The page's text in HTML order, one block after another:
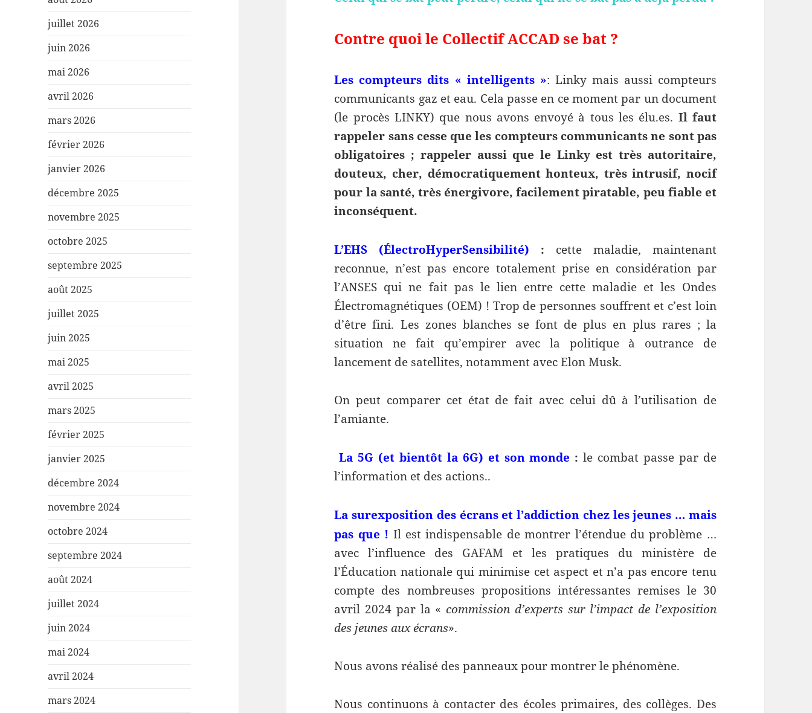
juillet 2026
juin 2026
mai 2026
avril 2026
mars 2026
février 2026
janvier 2026
décembre 2025
novembre 2025
octobre 2025
septembre 2025
août 2025
juillet 2025
juin 2025
mai 2025
avril 2025
mars 2025
février 2025
janvier 2025
décembre 2024
novembre 2024
octobre 2024
septembre 2024
août 2024
juillet 2024
juin 2024
mai 2024
avril 2024
mars 2024
Contre quoi le Collectif ACCAD se bat ?
Les compteurs dits « intelligents »: Linky mais aussi compteurs
communicants gaz et eau. Cela passe en ce moment par un document
(le procès LINKY) que nous avons envoyé à tous les élu.es. Il faut
rappeler sans cesse que les compteurs communicants ne sont pas
obligatoires ; rappeler aussi que le Linky est très autoritaire,
douteux, cher, démocratiquement honteux, très intrusif, nocif
pour la santé, très énergivore, facilement piratable, peu fiable et
inconséquent.
L’EHS (ÉlectroHyperSensibilité) : cette maladie, maintenant
reconnue, n’est pas encore totalement prise en considération par
l’ANSES qui ne fait pas le lien entre cette maladie et les Ondes
Électromagnétiques (OEM) ! Trop de personnes souffrent et c’est loin
d’être fini. Les zones blanches se font de plus en plus rares ; la
situation ne fait qu’empirer avec la politique à outrance de
lancement de satellites, notamment avec Elon Musk.
On peut comparer cet état de fait avec celui dû à l’utilisation de
l’amiante.
La 5G (et bientôt la 6G) et son monde :le combat passe par de
l’information et des actions..
La surexposition des écrans et l’addiction chez les jeunes … mais
pas que ! Il est indispensable de montrer l’étendue du problème …
avec l’influence des GAFAM et les pratiques du ministère de
l’Éducation nationale qui minimise cet aspect et n’a pas encore tenu
compte des nombreuses propositions intéressantes remises le 30
avril 2024 par la «commission d’experts sur l’impact de l’exposition
des jeunes aux écrans».
Nous avons réalisé des panneaux pour montrer le phénomène.
Nous continuons à contacter des écoles primaires, des collèges. Des